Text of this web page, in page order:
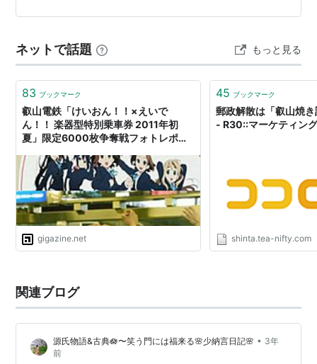
学動画。チャンネル登録お願いします🪷 【ふるさと納
天で詳細を見る 【ふるさと納税】KABUTO MKA-07（五
月人形）価格: 570000 円楽天で詳細を見る
ネットで話題 もっと見る
83 ブックマーク
叡山電鉄「けいおん！！×えいで
ん！！ 楽器型特別乗車券 2011年初
夏」限定6000枚争奪戦フォトレポー
gigazine.net
45 ブックマーク
郵政解散は「叡山焼
- R30::マーケティン
shinta.tea-nifty.com
関連ブログ
源氏物語&古典🪷〜笑う門には福来る🌸少納言日記🌸 • 3年
前